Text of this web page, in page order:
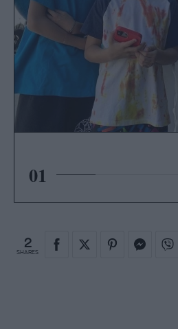
01
2
SHARES